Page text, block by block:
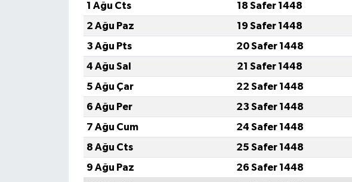
1 Ağu Cts
18 Safer 1448
2 Ağu Paz
19 Safer 1448
3 Ağu Pts
20 Safer 1448
4 Ağu Sal
21 Safer 1448
5 Ağu Çar
22 Safer 1448
6 Ağu Per
23 Safer 1448
7 Ağu Cum
24 Safer 1448
8 Ağu Cts
25 Safer 1448
9 Ağu Paz
26 Safer 1448